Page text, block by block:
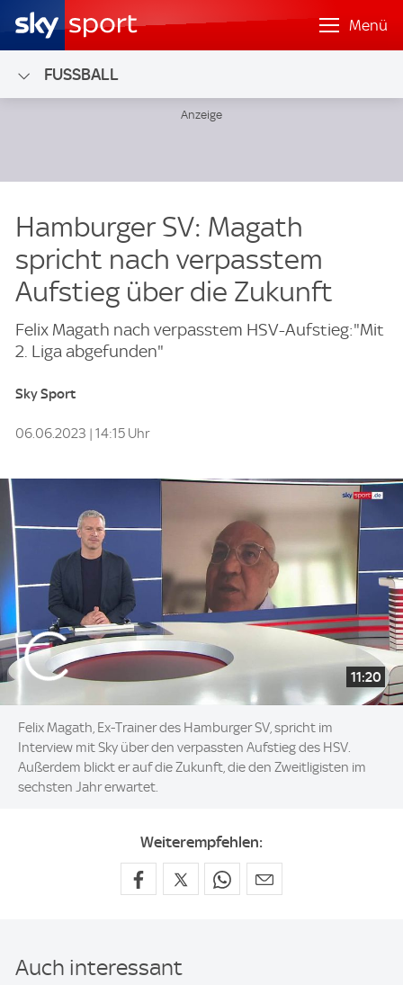
Menü
FUSSBALL
Hamburger SV: Magath
spricht nach verpasstem
Aufstieg über die Zukunft
Felix Magath nach verpasstem HSV-Aufstieg:"Mit
2. Liga abgefunden"
Sky Sport
06.06.2023 | 14:15 Uhr
11:20
Felix Magath, Ex-Trainer des Hamburger SV, spricht im
Interview mit Sky über den verpassten Aufstieg des HSV.
Außerdem blickt er auf die Zukunft, die den Zweitligisten im
sechsten Jahr erwartet.
Weiterempfehlen:
Auch interessant